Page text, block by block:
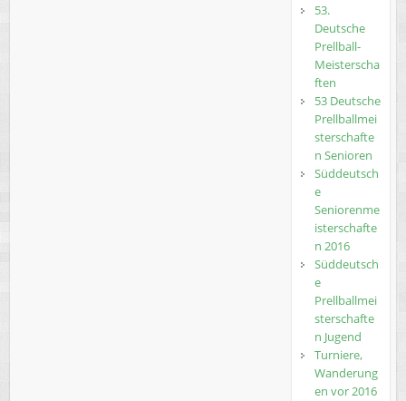
53.
Deutsche
Prellball-
Meisterscha
ften
53 Deutsche
Prellballmei
sterschafte
n Senioren
Süddeutsch
e
Seniorenme
isterschafte
n 2016
Süddeutsch
e
Prellballmei
sterschafte
n Jugend
Turniere,
Wanderung
en vor 2016